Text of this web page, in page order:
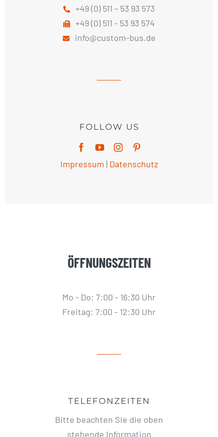
+49 (0) 511 – 53 93 573
+49 (0) 511 - 53 93 574
info@custom-bus.de
FOLLOW US
Impressum | Datenschutz
ÖFFNUNGSZEITEN
Mo - Do: 7:00 - 16:30 Uhr
Freitag: 7:00 - 12:30 Uhr
TELEFONZEITEN
Bitte beachten Sie die oben
stehende Information